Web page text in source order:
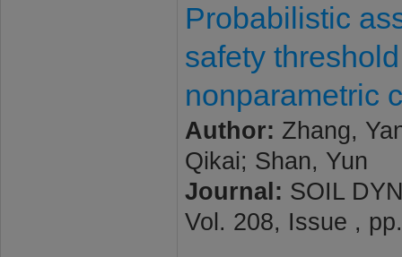
Probabilistic
safety
nonparametric
Author: Zhang,
Qikai; Shan, Yun
Journal: SOIL
Vol. 208, Issue ,